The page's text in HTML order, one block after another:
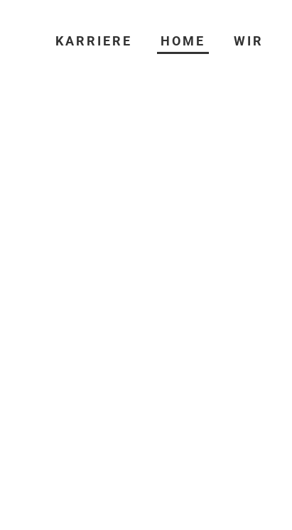
KARRIERE HOME WIR